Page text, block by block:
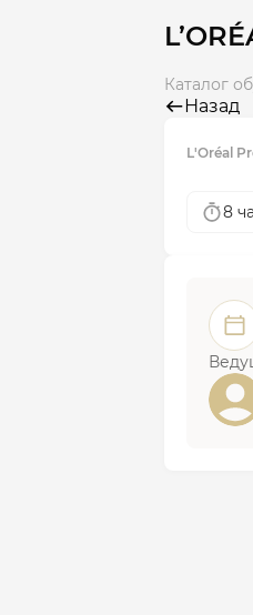
Каталог
Назад
L'Oréal
8